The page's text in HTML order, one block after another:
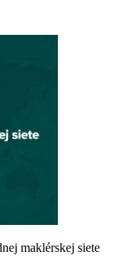
maklérskej siete